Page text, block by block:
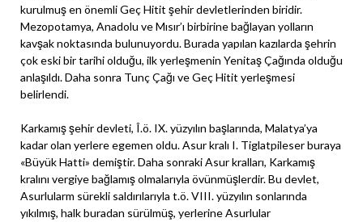
kurulmuş en önemli Geç Hitit şehir devletlerinden biridir.
Mezopotamya, Anadolu ve Mısır’ı birbirine bağlayan yolların
kavşak noktasında bulunuyordu. Burada yapılan kazılarda şehrin
çok eski bir tarihi olduğu, ilk yerleşmenin Yenitaş Çağında olduğu
anlaşıldı. Daha sonra Tunç Çağı ve Geç Hitit yerleşmesi
belirlendi.
Karkamış şehir devleti, Î.ö. IX. yüzyılın başlarında, Malatya’ya
kadar olan yerlere egemen oldu. Asur kralı I. Tiglatpileser buraya
«Büyük Hatti» demiştir. Daha sonraki Asur kralları, Karkamış
kralını vergiye bağlamış olmalarıyla övünmüşlerdir. Bu devlet,
Asurlularm sürekli saldırılarıyla t.ö. VIII. yüzyılın sonlarında
yıkılmış, halk buradan sürülmüş, yerlerine Asurlular